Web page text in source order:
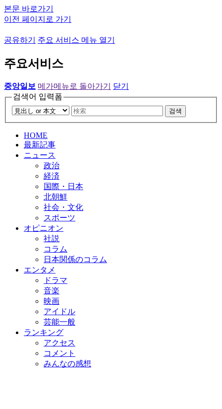
본문 바로가기
이전 페이지로 가기
공유하기 주요 서비스 메뉴 열기
주요서비스
중앙일보 메가메뉴로 돌아가기
닫기
검색어 입력폼
검색
HOME
最新記事
ニュース
政治
経済
国際・日本
北朝鮮
社会・文化
スポーツ
オピニオン
社説
コラム
日本関係のコラム
エンタメ
ドラマ
音楽
映画
アイドル
芸能一般
ランキング
アクセス
コメント
みんなの感想